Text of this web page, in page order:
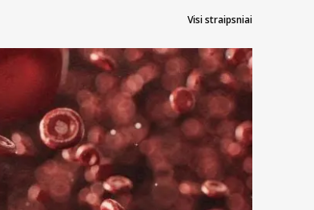
Visi straipsniai